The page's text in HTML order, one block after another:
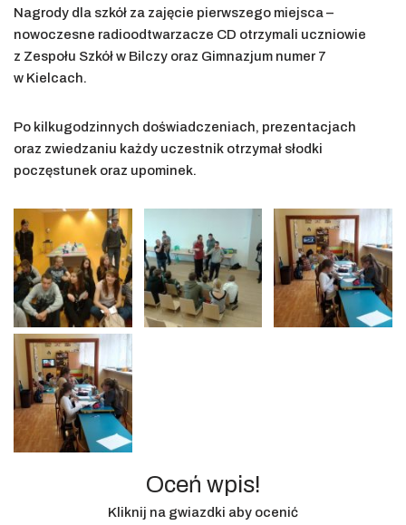
Nagrody dla szkół za zajęcie pierwszego miejsca –
nowoczesne radioodtwarzacze CD otrzymali uczniowie
z Zespołu Szkół w Bilczy oraz Gimnazjum numer 7
w Kielcach.
Po kilkugodzinnych doświadczeniach, prezentacjach
oraz zwiedzaniu każdy uczestnik otrzymał słodki
poczęstunek oraz upominek.
Oceń wpis!
Kliknij na gwiazdki aby ocenić